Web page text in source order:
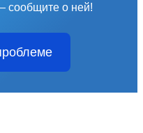
сообщите о ней!